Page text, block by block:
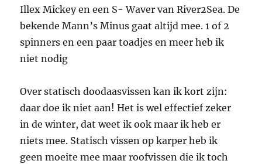
Illex Mickey en een S- Waver van River2Sea. De
bekende Mann’s Minus gaat altijd mee. 1 of 2
spinners en een paar toadjes en meer heb ik
niet nodig
Over statisch doodaasvissen kan ik kort zijn:
daar doe ik niet aan! Het is wel effectief zeker
in de winter, dat weet ik ook maar ik heb er
niets mee. Statisch vissen op karper heb ik
geen moeite mee maar roofvissen die ik toch